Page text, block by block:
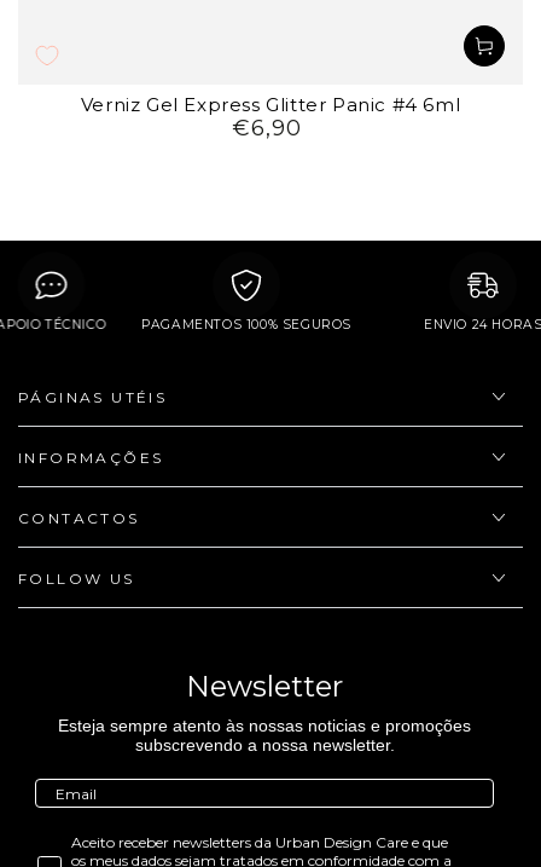
Verniz Gel Express Glitter Panic #4 6ml
Preço
€6,90
APOIO TÉCNICO PAGAMENTOS 100% SEGUROS ENVIO 24
PÁGINAS UTÉIS
INFORMAÇÕES
CONTACTOS
FOLLOW US
Newsletter
Esteja sempre atento às nossas noticias e promoções
subscrevendo a nossa newsletter.
Aceito receber newsletters da Urban Design Care e que
os meus dados sejam tratados em conformidade com a